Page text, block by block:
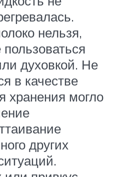
нельзя,
духовкой. Не
в качестве
хранения могло
других